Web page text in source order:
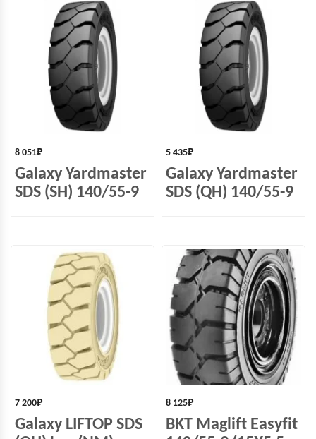
8 051₽
Galaxy Yardmaster
SDS (SH) 140/55-9
5 435₽
Galaxy Yardmaster
SDS (QH) 140/55-9
7 200₽
Galaxy LIFTOP SDS
8 125₽
BKT Maglift Easyfit